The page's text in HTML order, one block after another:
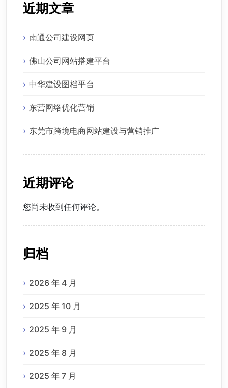
近期文章
南通公司建设网页
佛山公司网站搭建平台
中华建设图档平台
东营网络优化营销
东莞市跨境电商网站建设与营销推广
近期评论
您尚未收到任何评论。
归档
2026 年 4 月
2025 年 10 月
2025 年 9 月
2025 年 8 月
2025 年 7 月